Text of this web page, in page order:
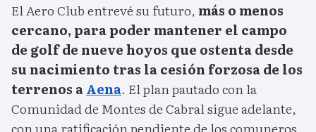
El Aero Club entrevé su futuro, más o menos
cercano, para poder mantener el campo
de golf de nueve hoyos que ostenta desde
su nacimiento tras la cesión forzosa de los
terrenos aAena. El plan pautado con la
Comunidad de Montes de Cabral sigue adelante,